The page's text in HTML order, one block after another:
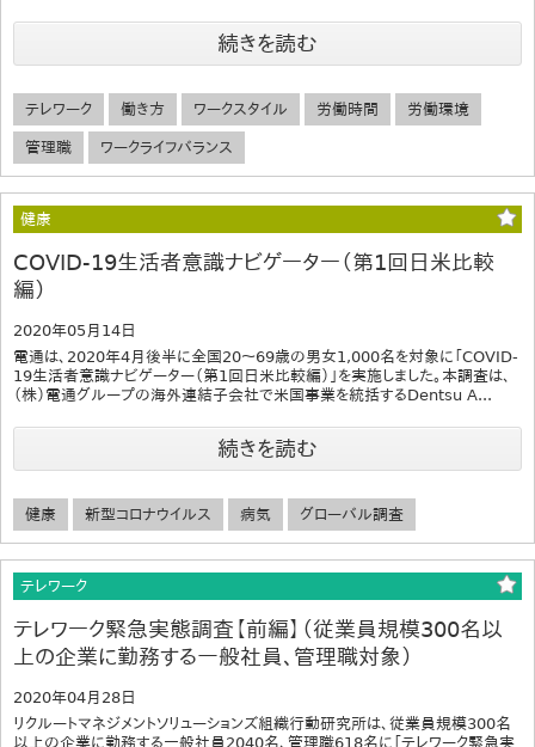
続きを読む
テレワーク 働き方 ワークスタイル 労働時間 労働環境
管理職 ワークライフバランス
健康
COVID-19生活者意識ナビゲーター（第1回日米比較
編）
2020年05月14日
電通は、2020年4月後半に全国20～69歳の男女1,000名を対象に「COVID-
19生活者意識ナビゲーター（第1回日米比較編）」を実施しました。本調査は、
（株）電通グループの海外連結子会社で米国事業を統括するDentsu A...
続きを読む
健康 新型コロナウイルス 病気 グローバル調査
テレワーク
テレワーク緊急実態調査【前編】（従業員規模300名以
上の企業に勤務する一般社員、管理職対象）
2020年04月28日
リクルートマネジメントソリューションズ組織行動研究所は、従業員規模300名
以上の企業に勤務する一般社員2040名、管理職618名に「テレワーク緊急実